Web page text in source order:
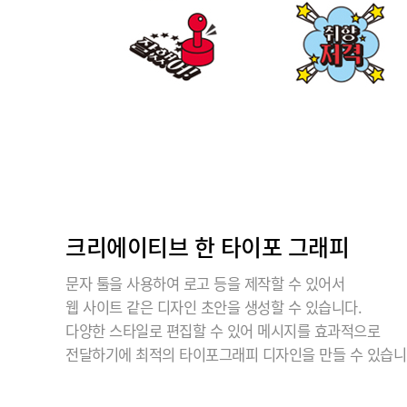
크리에이티브 한 타이포 그래피
문자 툴을 사용하여 로고 등을 제작할 수 있어서
웹 사이트 같은 디자인 초안을 생성할 수 있습니다.
다양한 스타일로 편집할 수 있어 메시지를 효과적으로
전달하기에 최적의 타이포그래피 디자인을 만들 수 있습